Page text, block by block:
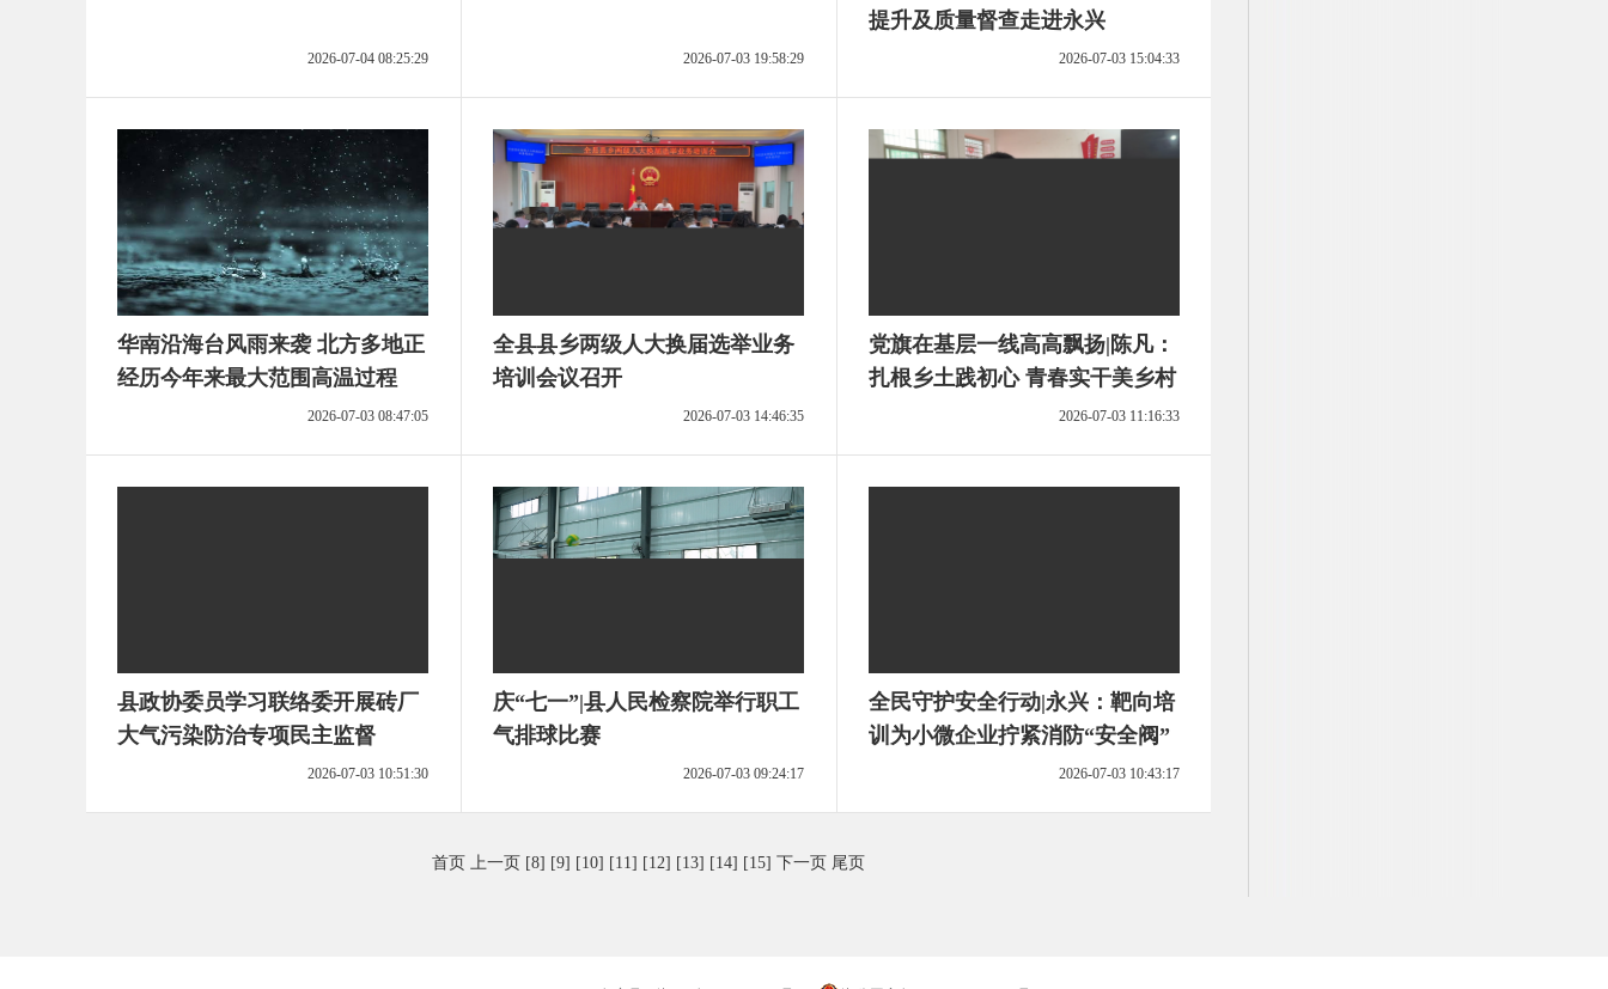
2026-07-04 08:25:29 2026-07-03 19:58:29
提升及质量督查走进永兴
2026-07-03 15:04:33
华南沿海台风雨来袭 北方多地正
经历今年来最大范围高温过程
2026-07-03 08:47:05
全县县乡两级人大换届选举业务
培训会议召开
2026-07-03 14:46:35
党旗在基层一线高高飘扬|陈凡：
扎根乡土践初心 青春实干美乡村
2026-07-03 11:16:33
县政协委员学习联络委开展砖厂
大气污染防治专项民主监督
2026-07-03 10:51:30
庆“七一”|县人民检察院举行职工
气排球比赛
2026-07-03 09:24:17
全民守护安全行动|永兴：靶向培
训为小微企业拧紧消防“安全阀”
2026-07-03 10:43:17
首页 上一页 [8] [9] [10] [11] [12] [13] [14] [15] 下一页 尾页